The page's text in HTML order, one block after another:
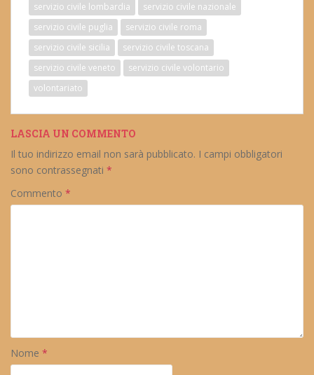
servizio civile lombardia
servizio civile nazionale
servizio civile puglia
servizio civile roma
servizio civile sicilia
servizio civile toscana
servizio civile veneto
servizio civile volontario
volontariato
LASCIA UN COMMENTO
Il tuo indirizzo email non sarà pubblicato. I campi obbligatori
sono contrassegnati *
Commento *
Nome *